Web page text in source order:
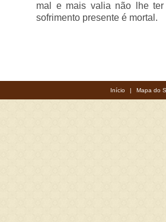
mal e mais valia não lhe
sofrimento presente é mortal.
Início | Mapa do